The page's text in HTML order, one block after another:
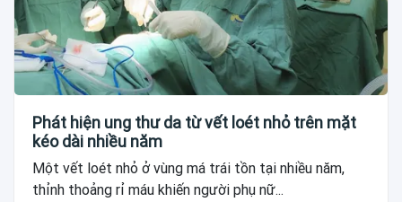
Phát hiện ung thư da từ vết loét nhỏ trên mặt
kéo dài nhiều năm
Một vết loét nhỏ ở vùng má trái tồn tại nhiều năm,
thỉnh thoảng rỉ máu khiến người phụ nữ...